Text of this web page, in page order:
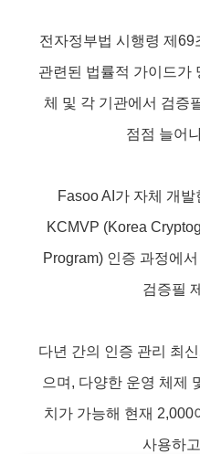
전자정부법 시행령 제
관련된 법률적 가이드가
체 및 각 기관에서 검증
점점 늘어
Fasoo AI가 자체 개
KCMVP (Korea
Program) 인증 과정에
검증필
다년 간의 인증 관리 최
으며, 다양한 운영 체제
치가 가능해 현재 2,000
사용하